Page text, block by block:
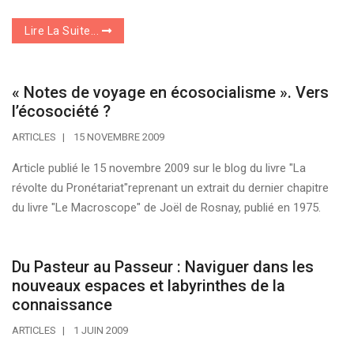
Lire La Suite...
« Notes de voyage en écosocialisme ». Vers
l’écosociété ?
ARTICLES 15 NOVEMBRE 2009
Article publié le 15 novembre 2009 sur le blog du livre "La
révolte du Pronétariat"reprenant un extrait du dernier chapitre
du livre "Le Macroscope" de Joël de Rosnay, publié en 1975.
Du Pasteur au Passeur : Naviguer dans les
nouveaux espaces et labyrinthes de la
connaissance
ARTICLES 1 JUIN 2009